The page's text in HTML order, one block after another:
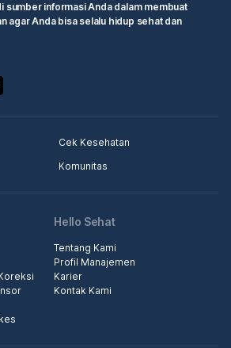
sumber informasi Anda dalam membuat
agar Anda bisa selalu hidup sehat dan
Cek Kesehatan
Komunitas
Hello Sehat
Tentang Kami
Profil Manajemen
Karier
Kontak Kami